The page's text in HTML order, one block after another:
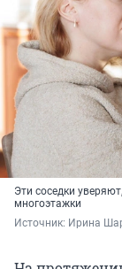
Эти соседки
многоэтажки
Источник: Ирина